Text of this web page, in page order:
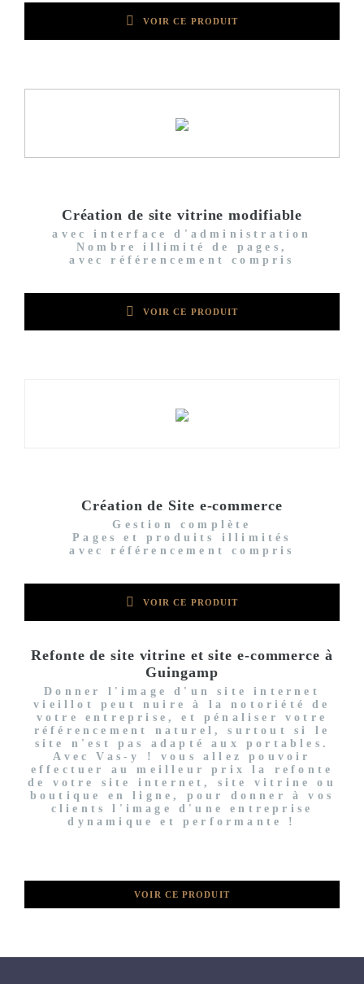
VOIR CE PRODUIT
Création de site vitrine modifiable
avec interface d'administration
Nombre illimité de pages,
avec référencement compris
VOIR CE PRODUIT
Création de Site e-commerce
Gestion complète
Pages et produits illimités
avec référencement compris
VOIR CE PRODUIT
Refonte de site vitrine et site e-commerce à
Guingamp
Donner l'image d'un site internet
vieillot peut nuire à la notoriété de
votre entreprise, et pénaliser votre
référencement naturel, surtout si le
site n'est pas adapté aux portables.
Avec Vas-y ! vous allez pouvoir
effectuer au meilleur prix la refonte
de votre site internet, site vitrine ou
boutique en ligne, pour donner à vos
clients l'image d'une entreprise
dynamique et performante !
VOIR CE PRODUIT